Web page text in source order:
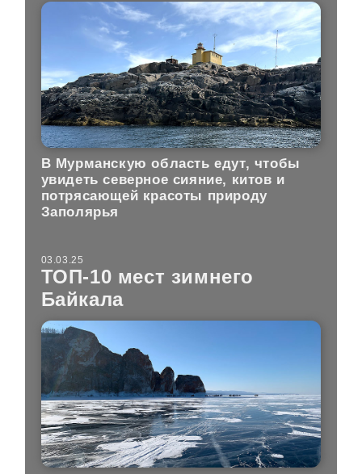
В Мурманскую область едут, чтобы
увидеть северное сияние, китов и
потрясающей красоты природу
Заполярья
03.03.25
ТОП-10 мест зимнего
Байкала